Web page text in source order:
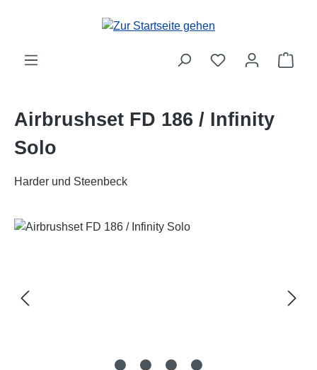
Zum Hauptinhalt springen
Airbrushset FD 186 / Infinity
Solo
Harder und Steenbeck
Bildergalerie überspringen